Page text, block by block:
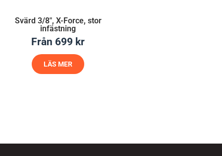
Svärd 3/8″, X-Force, stor
infästning
Från 699 kr
LÄS MER